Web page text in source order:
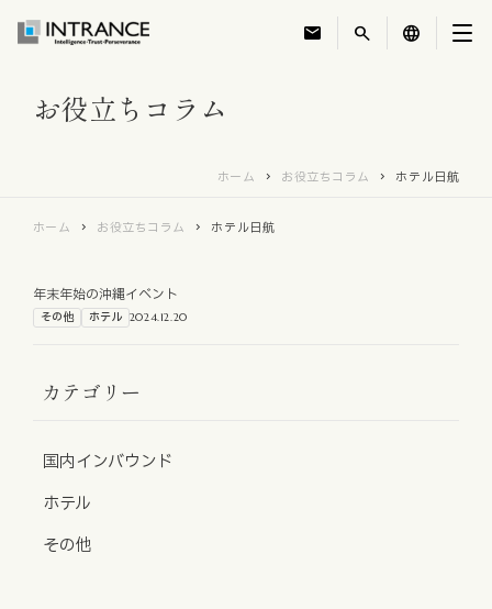
mail search language
トップ
運営ホテル
IR・投資家情報
サステナビリティ
お知らせ
お役立ちコラム
ホーム お役立ちコラム ホテル日航
ホーム お役立ちコラム ホテル日航
年末年始の沖縄イベント
その他 ホテル 2024.12.20
カテゴリー
国内インバウンド
ホテル
その他